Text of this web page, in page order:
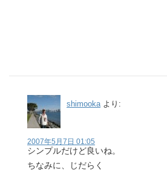
shimooka より:
2007年5月7日 01:05
シンプルだけど良いね。
ちなみに、じだらく